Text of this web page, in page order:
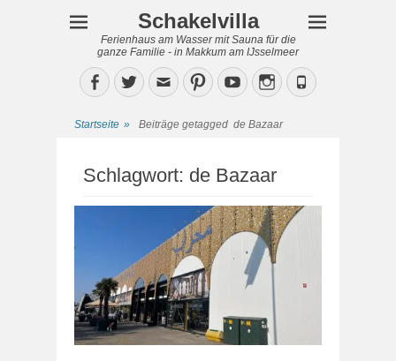
Schakelvilla
Ferienhaus am Wasser mit Sauna für die
ganze Familie - in Makkum am IJsselmeer
Facebook
TwitterEmailPinterestYouTubeInstagram
Phone
Startseite » Beiträge getagged de Bazaar
Schlagwort: de Bazaar